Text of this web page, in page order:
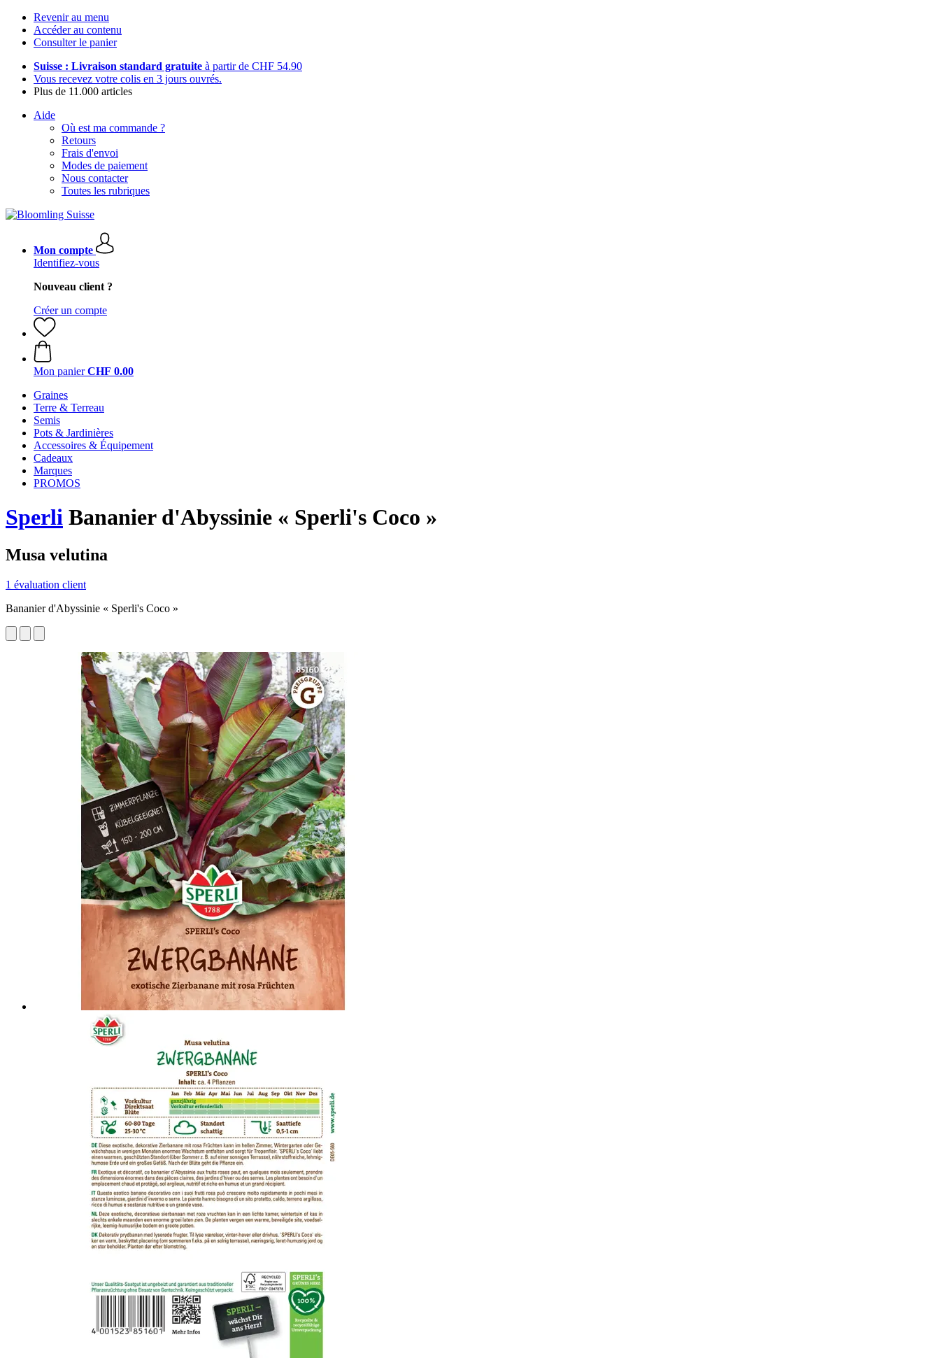
Revenir au menu
Accéder au contenu
Consulter le panier
Suisse : Livraison standard gratuite à partir de CHF 54.90
Vous recevez votre colis en 3 jours ouvrés.
Plus de 11.000 articles
Aide
Où est ma commande ?
Retours
Frais d'envoi
Modes de paiement
Nous contacter
Toutes les rubriques
Mon compte
Identifiez-vous
Nouveau client ?
Créer un compte
Mon panier CHF 0.00
Graines
Terre & Terreau
Semis
Pots & Jardinières
Accessoires & Équipement
Cadeaux
Marques
PROMOS
Sperli Bananier d'Abyssinie « Sperli's Coco »
Musa velutina
1 évaluation client
Bananier d'Abyssinie « Sperli's Coco »